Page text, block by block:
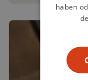
haben